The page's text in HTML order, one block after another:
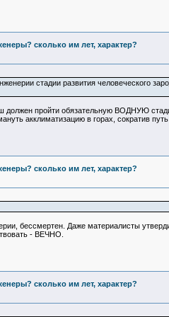
сколько им лет, характер?
стадии развития человеческого
должен пройти обязательную ВОДНУЮ
акклиматизацию в горах, сократив путь
сколько им лет, характер?
бессмертен. Даже материалисты
- ВЕЧНО.
сколько им лет, характер?